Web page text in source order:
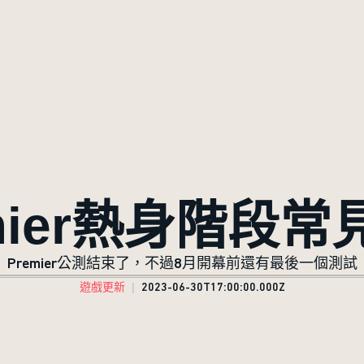
熱身階段常
Premier公測結束了，不過8月開幕前還有最後一個測試
遊戲更新 2023-06-30T17:00:00.000Z